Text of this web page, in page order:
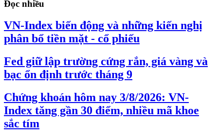
Đọc nhiều
VN-Index biến động và những kiến nghị
phân bổ tiền mặt - cổ phiếu
Fed giữ lập trường cứng rắn, giá vàng và
bạc ổn định trước tháng 9
Chứng khoán hôm nay 3/8/2026: VN-
Index tăng gần 30 điểm, nhiều mã khoe
sắc tím